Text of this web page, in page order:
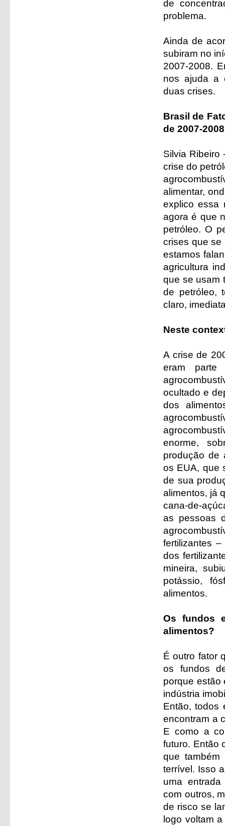
de
problema.
Ainda de
subiram no
2007-2008.
nos ajuda a
duas crises.
Brasil de
de 2007-
Silvia Ribeiro
crise do
alimentar,
explico essa
agora é que
petróleo. O
crises que se
estamos
agricultura
que se usam
de petróleo,
claro,
Neste
A crise de
eram
ocultado e
dos
enorme,
produção de
os EUA, que
de sua
alimentos, já
cana-de-
as pessoas
fertilizantes
dos
mineira,
potássio,
alimentos.
Os fundos
alimentos?
É outro fator
os fundos
porque estão
indústria
Então, todos
encontram a
E como a
futuro. Então
que
terrível. Isso
uma
com outros,
de risco se
logo voltam